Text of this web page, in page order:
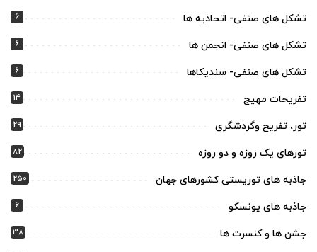
تشکل های صنفی- اتحادیه ها 6
تشکل های صنفی- انجمن ها 6
تشکل های صنفی- سندیکاها 6
تفریحات مهیج 14
تور، تفریح وگردشگری 29
تورهای یک روزه و دو روزه 82
جاذبه های توریستی کشورهای جهان 250
جاذبه های یونسکو 6
جشن ها و کنسرت ها 38